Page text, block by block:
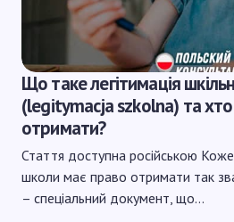
Що таке легітимація
(legitymacja szkolna) та
отримати?
Стаття доступна російською
школи має право отримати так
– спеціальний документ, що…